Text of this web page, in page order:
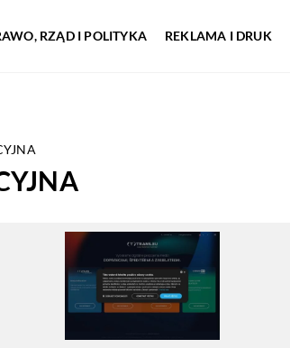
RZĄD I POLITYKA REKLAMA I DRUK